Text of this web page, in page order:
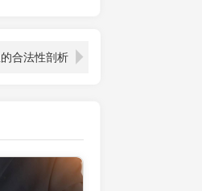
合法性剖析